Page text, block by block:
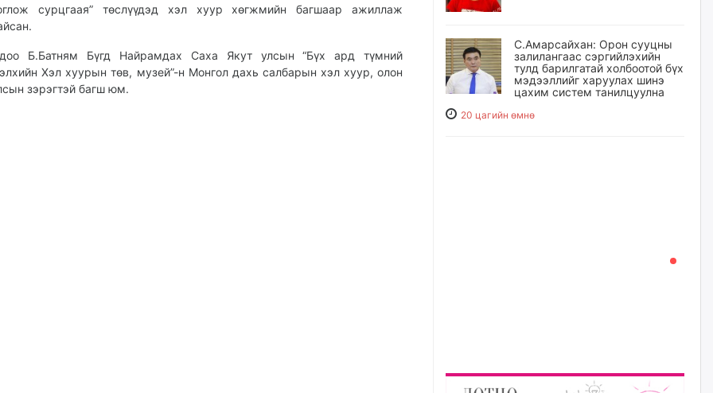
сурцгаая” төслүүдэд хэл хуур хөгжмийн багшаар ажиллаж
Б.Батням Бүгд Найрамдах Саха Якут улсын “Бүх ард түмний
Хэл хуурын төв, музей”-н Монгол дахь салбарын хэл хуур, олон
зэрэгтэй багш юм.
С.Амарсайхан: Орон сууцны
залилангаас сэргийлэхийн
тулд барилгатай холбоотой бүх
мэдээллийг харуулах шинэ
цахим систем танилцуулна
20 цагийн өмнө
Орон сууц, нийтийн аж ахуй,
Бариста хийх нь залуусын
дунд яагаад трэнд болов